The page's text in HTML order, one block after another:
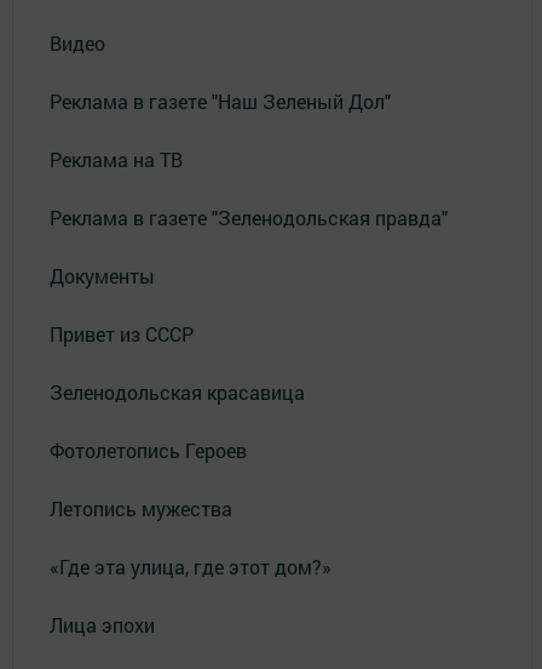
Видео
Реклама в газете "Наш Зеленый Дол"
Реклама на ТВ
Реклама в газете "Зеленодольская правда"
Документы
Привет из СССР
Зеленодольская красавица
Фотолетопись Героев
Летопись мужества
«Где эта улица, где этот дом?»
Лица эпохи